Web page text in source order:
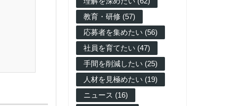
教育・研修 (57)
応募者を集めたい (56)
社員を育てたい (47)
手間を削減したい (25)
人材を見極めたい (19)
ニュース (16)